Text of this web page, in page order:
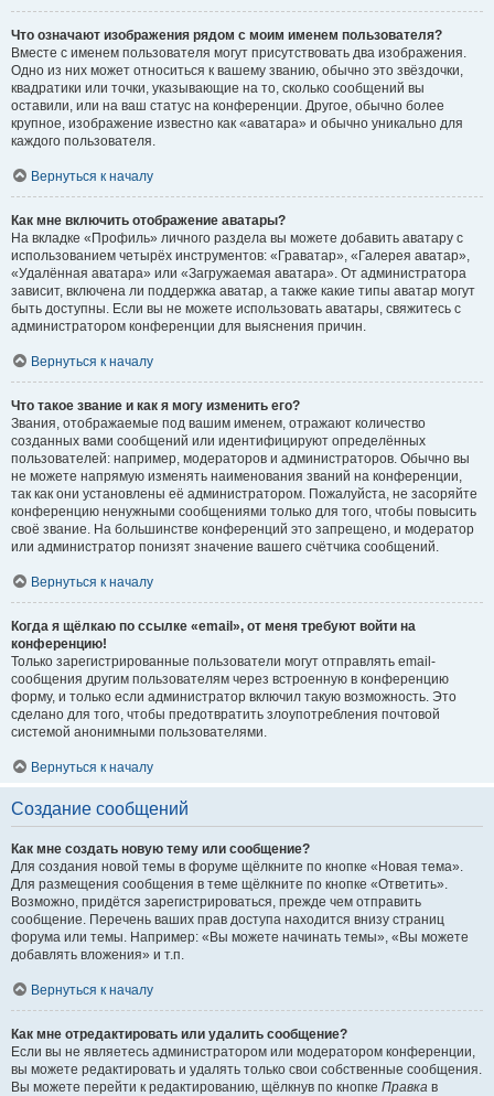
Что означают изображения рядом с моим именем пользователя?
Вместе с именем пользователя могут присутствовать два изображения.
Одно из них может относиться к вашему званию, обычно это звёздочки,
квадратики или точки, указывающие на то, сколько сообщений вы
оставили, или на ваш статус на конференции. Другое, обычно более
крупное, изображение известно как «аватара» и обычно уникально для
каждого пользователя.
Вернуться к началу
Как мне включить отображение аватары?
На вкладке «Профиль» личного раздела вы можете добавить аватару с
использованием четырёх инструментов: «Граватар», «Галерея аватар»,
«Удалённая аватара» или «Загружаемая аватара». От администратора
зависит, включена ли поддержка аватар, а также какие типы аватар могут
быть доступны. Если вы не можете использовать аватары, свяжитесь с
администратором конференции для выяснения причин.
Вернуться к началу
Что такое звание и как я могу изменить его?
Звания, отображаемые под вашим именем, отражают количество
созданных вами сообщений или идентифицируют определённых
пользователей: например, модераторов и администраторов. Обычно вы
не можете напрямую изменять наименования званий на конференции,
так как они установлены её администратором. Пожалуйста, не засоряйте
конференцию ненужными сообщениями только для того, чтобы повысить
своё звание. На большинстве конференций это запрещено, и модератор
или администратор понизят значение вашего счётчика сообщений.
Вернуться к началу
Когда я щёлкаю по ссылке «email», от меня требуют войти на
конференцию!
Только зарегистрированные пользователи могут отправлять email-
сообщения другим пользователям через встроенную в конференцию
форму, и только если администратор включил такую возможность. Это
сделано для того, чтобы предотвратить злоупотребления почтовой
системой анонимными пользователями.
Вернуться к началу
Создание сообщений
Как мне создать новую тему или сообщение?
Для создания новой темы в форуме щёлкните по кнопке «Новая тема».
Для размещения сообщения в теме щёлкните по кнопке «Ответить».
Возможно, придётся зарегистрироваться, прежде чем отправить
сообщение. Перечень ваших прав доступа находится внизу страниц
форума или темы. Например: «Вы можете начинать темы», «Вы можете
добавлять вложения» и т.п.
Вернуться к началу
Как мне отредактировать или удалить сообщение?
Если вы не являетесь администратором или модератором конференции,
вы можете редактировать и удалять только свои собственные сообщения.
Вы можете перейти к редактированию, щёлкнув по кнопке Правка в